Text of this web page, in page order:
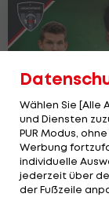
Wählen Sie [Alle
und Diensten
PUR Modus,
Werbung
individuelle
jederzeit über
der Fußzeile